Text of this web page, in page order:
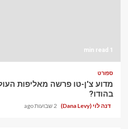
1 min read
ספורט
בהודו?
דנה לוי (Dana Levy) 2 שבועות ago